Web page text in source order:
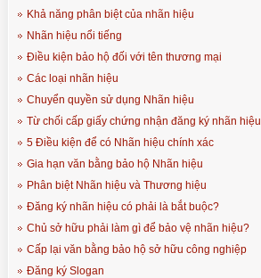
Khả năng phân biệt của nhãn hiệu
Nhãn hiệu nổi tiếng
Điều kiện bảo hộ đối với tên thương mại
Các loại nhãn hiệu
Chuyển quyền sử dụng Nhãn hiệu
Từ chối cấp giấy chứng nhận đăng ký nhãn hiệu
5 Điều kiện để có Nhãn hiệu chính xác
Gia hạn văn bằng bảo hộ Nhãn hiệu
Phân biệt Nhãn hiệu và Thương hiệu
Đăng ký nhãn hiệu có phải là bắt buộc?
Chủ sở hữu phải làm gì để bảo vệ nhãn hiệu?
Cấp lại văn bằng bảo hộ sở hữu công nghiệp
Đăng ký Slogan